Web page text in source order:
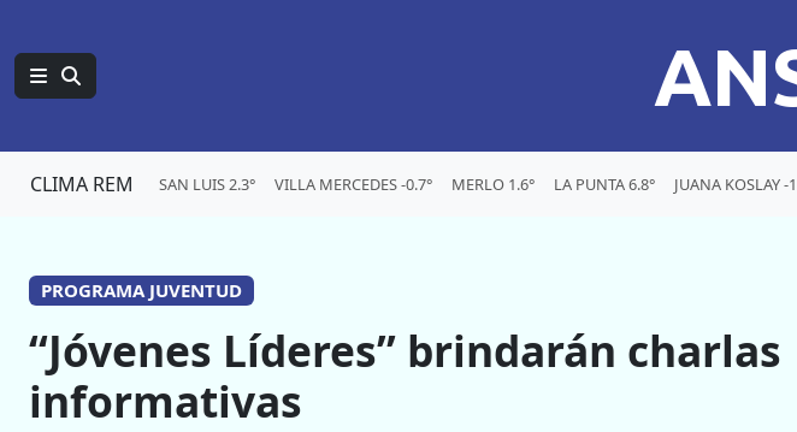
CLIMA REM SAN LUIS 2.3° VILLA MERCEDES -0.7° MERLO 1.6° LA PUNTA 6.8° JUANA KOSLAY -
PROGRAMA JUVENTUD
“Jóvenes Líderes” brindarán charlas
informativas